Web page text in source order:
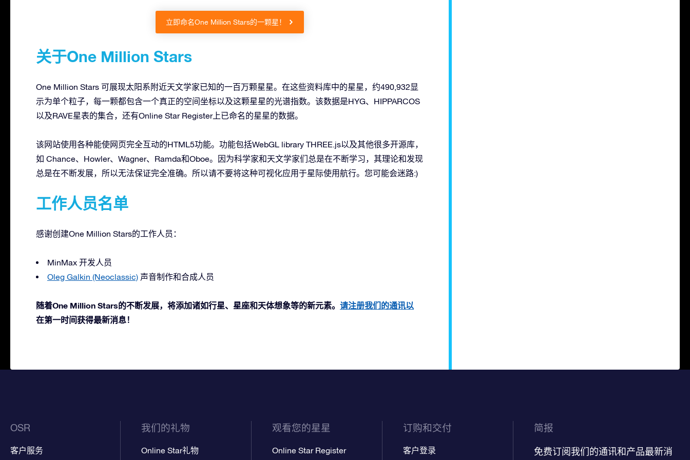
立即命名One Million Stars的一颗星！
关于One Million Stars
One Million Stars 可展现太阳系附近天文学家已知的一百万颗星星。在这些资料库中的星星，约490,932显
示为单个粒子，每一颗都包含一个真正的空间坐标以及这颗星星的光谱指数。该数据是HYG、HIPPARCOS
以及RAVE星表的集合，还有Online Star Register上已命名的星星的数据。
该网站使用各种能使网页完全互动的HTML5功能。功能包括WebGL library THREE.js以及其他很多开源库，
如 Chance、Howler、Wagner、Ramda和Oboe。因为科学家和天文学家们总是在不断学习，其理论和发现
总是在不断发展，所以无法保证完全准确。所以请不要将这种可视化应用于星际使用航行。您可能会迷路:)
工作人员名单
感谢创建One Million Stars的工作人员：
MinMax 开发人员
Oleg Galkin (Neoclassic) 声音制作和合成人员
随着One Million Stars的不断发展，将添加诸如行星、星座和天体想象等的新元素。 请注册我们的通讯以
在第一时间获得最新消息！
OSR
客户服务
我们的礼物
Online Star礼物
观看您的星星
Online Star Register
订购和交付
客户登录
简报
免费订阅我们的通讯和产品最新消